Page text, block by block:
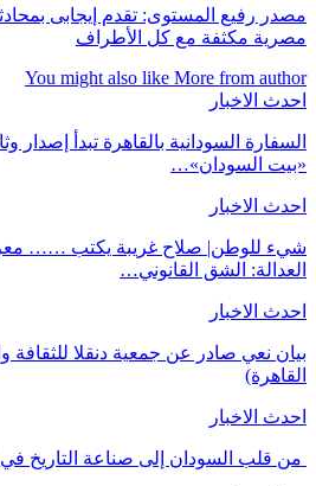
مصدر رفيع المستوى: تقدم إيجابى
مصرية مكثفة مع كل الأطراف
You might also like More from author
احدث الاخبار
السفارة السودانية بالقاهرة تبدأ
«بيت السودان»…
احدث الاخبار
شيء للوطن| صلاح غريبة يكتب ……
العدالة: الشق القانوني…
احدث الاخبار
بيان نعي صادر عن جمعية دنقلا للثقافة
القاهرة)
احدث الاخبار
من قلب السودان إلى صناعة التاريخ في